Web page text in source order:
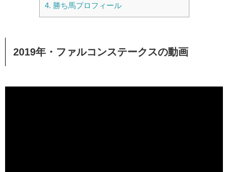
4. 勝ち馬プロフィール
2019年・ファルコンステークスの動画